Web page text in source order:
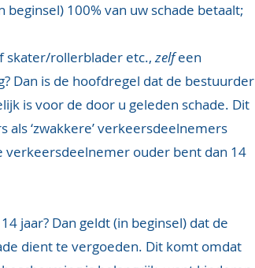
100% van uw schade betaalt;
skater/rollerblader etc.,zelfeen
Dan is de hoofdregel dat de bestuurder
is voor de door u geleden schade. Dit
‘zwakkere’ verkeersdeelnemers
verkeersdeelnemer ouder bent dan 14
jaar? Dan geldt (in beginsel) dat de
dient te vergoeden. Dit komt omdat